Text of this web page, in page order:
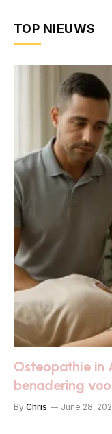
TOP NIEUWS
Osteopathie in
benadering
By Chris June 28,